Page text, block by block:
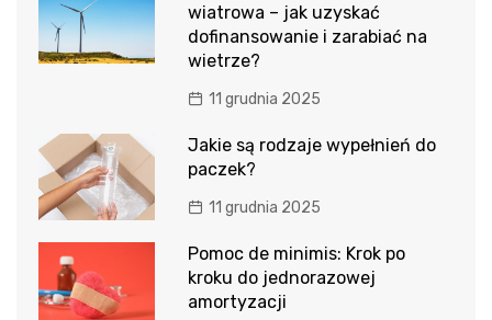
wiatrowa – jak uzyskać
dofinansowanie i zarabiać na
wietrze?
11 grudnia 2025
Jakie są rodzaje wypełnień do
paczek?
11 grudnia 2025
Pomoc de minimis: Krok po
kroku do jednorazowej
amortyzacji